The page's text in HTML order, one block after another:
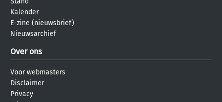
Kalender
E-zine (nieuwsbrief)
Nieuwsarchief
Over ons
Voor webmasters
Disclaimer
Privacy